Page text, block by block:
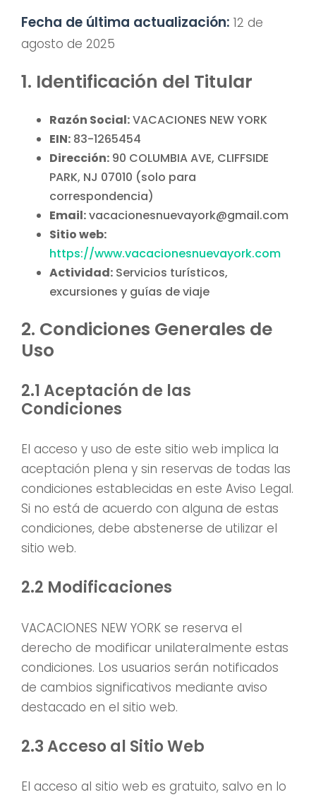
Fecha de última actualización: 12 de
agosto de 2025
1. Identificación del Titular
Razón Social:VACACIONES NEW YORK
EIN:83-1265454
Dirección:90 COLUMBIA AVE, CLIFFSIDE
PARK, NJ 07010 (solo para
correspondencia)
Email:vacacionesnuevayork@gmail.com
Sitio web:
https://www.vacacionesnuevayork.com
Actividad:Servicios turísticos,
excursiones y guías de viaje
2. Condiciones Generales de
Uso
2.1 Aceptación de las
Condiciones
El acceso y uso de este sitio web implica la
aceptación plena y sin reservas de todas las
condiciones establecidas en este Aviso Legal.
Si no está de acuerdo con alguna de estas
condiciones, debe abstenerse de utilizar el
sitio web.
2.2 Modificaciones
VACACIONES NEW YORK se reserva el
derecho de modificar unilateralmente estas
condiciones. Los usuarios serán notificados
de cambios significativos mediante aviso
destacado en el sitio web.
2.3 Acceso al Sitio Web
El acceso al sitio web es gratuito, salvo en lo